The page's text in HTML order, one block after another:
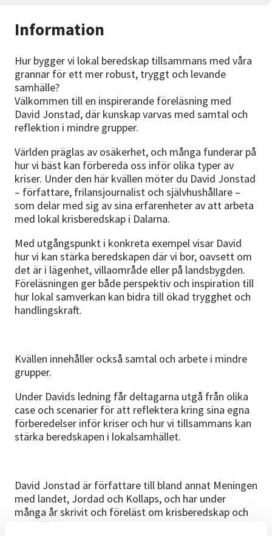
Information
Hur bygger vi lokal beredskap tillsammans med våra
grannar för ett mer robust, tryggt och levande
samhälle?
Välkommen till en inspirerande föreläsning med
David Jonstad, där kunskap varvas med samtal och
reflektion i mindre grupper.
Världen präglas av osäkerhet, och många funderar på
hur vi bäst kan förbereda oss inför olika typer av
kriser. Under den här kvällen möter du David Jonstad
– författare, frilansjournalist och självhushållare –
som delar med sig av sina erfarenheter av att arbeta
med lokal krisberedskap i Dalarna.
Med utgångspunkt i konkreta exempel visar David
hur vi kan stärka beredskapen där vi bor, oavsett om
det är i lägenhet, villaområde eller på landsbygden.
Föreläsningen ger både perspektiv och inspiration till
hur lokal samverkan kan bidra till ökad trygghet och
handlingskraft.
Kvällen innehåller också samtal och arbete i mindre
grupper.
Under Davids ledning får deltagarna utgå från olika
case och scenarier för att reflektera kring sina egna
förberedelser inför kriser och hur vi tillsammans kan
stärka beredskapen i lokalsamhället.
David Jonstad är författare till bland annat Meningen
med landet, Jordad och Kollaps, och har under
många år skrivit och föreläst om krisberedskap och
omställning.